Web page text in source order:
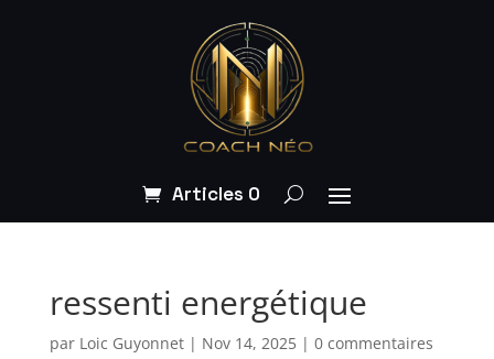
Articles 0
ressenti energétique
par Loic Guyonnet| Nov 14, 2025| 0 commentaires